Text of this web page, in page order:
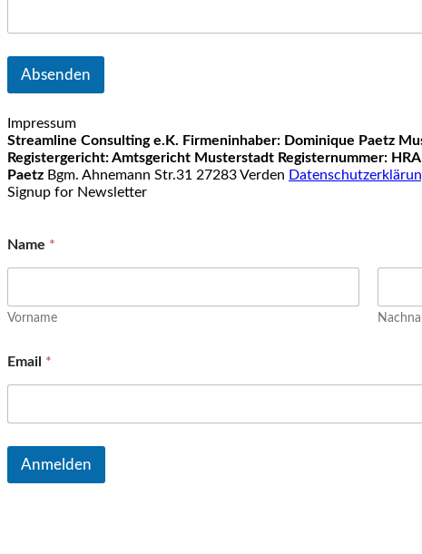
Absenden
Impressum
Streamline Consulting e.K. Firmeninhaber: Dominique Paetz
Registergericht: Amtsgericht Musterstadt Registernummer:
Paetz Bgm. Ahnemann Str.31 27283 Verden
Signup for Newsletter
Name *
Vorname
Email *
Anmelden